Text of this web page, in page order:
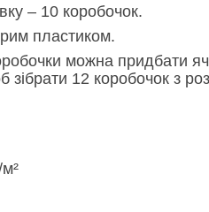
– 10 коробочок.
пластиком.
можна придбати
зібрати 12 коробочок з